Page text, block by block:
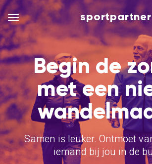
sportpartner
Begin de
met een
Samen is leuker. Ontmoet
iemand bij jou in de